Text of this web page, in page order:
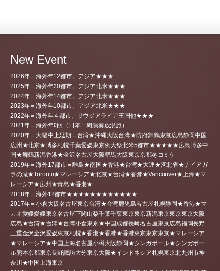
New Event
2026年＝海外年12都市。アジア★★★
2025年＝海外年20都市。アジア北米★★★
2024年＝海外年14都市。アジア北米★★★
2023年＝海外年10都市。アジア北米★★★
2022年＝海外年４都市。サウジアラビア王国他★★★
2021年＝海外年0回（日本一周演奏放浪旅）
2020年＝大幅中止延期＝台湾★沖縄大阪台湾★防府舞鶴東京広島静岡中国
広州★北京★博多札幌千葉愛媛東京例大祭北米5都市★★★★★広島博多中
国★舞鶴新潟香港★金沢名古屋大阪群馬大阪東京京都冬コミケ
2019年＝海外17都市＝離島★南国★香港★台湾★大連★河北省★ナイアガ
ラの滝★Toronto★マレーシア★北京★台湾★香港★Vancouver★上海★マ
レーシア★広州★青島★香港★
2018年＝海外12都市★★★★★★★★★★★★
2017年＝小倉大阪名古屋東京台湾★台湾鹿児島名古屋札幌静岡★香港★マ
カオ愛媛愛媛東京名古屋下関山梨千葉千葉東京東京新潟東京東京東京大阪
広島★台湾★台湾★台湾小倉東京★中国成都長崎名古屋東京広島福岡長野
三重金沢金沢愛媛東京札幌★香港★香港★香港東京東京東京★マレーシア
★マレーシア★中国上海名古屋小樽大阪静岡★シンガポール★シンガポー
ル熊本京都東京長野諏訪大分東京大阪★インドネシア札幌東京北九州市神
奈川★中国上海東京